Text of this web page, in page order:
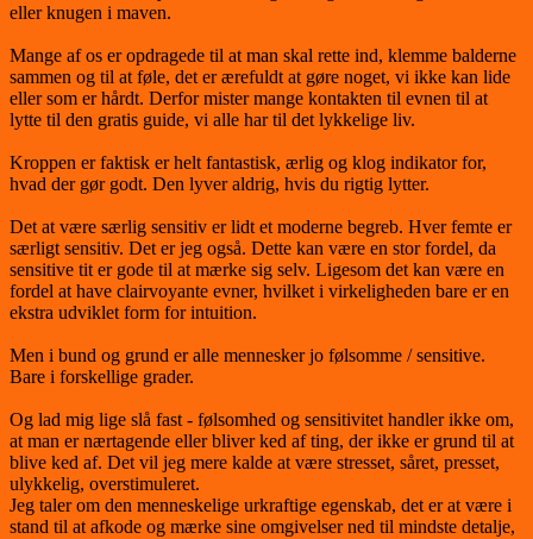
eller knugen i maven.
Mange af os er opdragede til at man skal rette ind, klemme balderne
sammen og til at føle, det er ærefuldt at gøre noget, vi ikke kan lide
eller som er hårdt. Derfor mister mange kontakten til evnen til at
lytte til den gratis guide, vi alle har til det lykkelige liv.
Kroppen er faktisk er helt fantastisk, ærlig og klog indikator for,
hvad der gør godt. Den lyver aldrig, hvis du rigtig lytter.
Det at være særlig sensitiv er lidt et moderne begreb. Hver femte er
særligt sensitiv. Det er jeg også. Dette kan være en stor fordel, da
sensitive tit er gode til at mærke sig selv. Ligesom det kan være en
fordel at have clairvoyante evner, hvilket i virkeligheden bare er en
ekstra udviklet form for intuition.
Men i bund og grund er alle mennesker jo følsomme / sensitive.
Bare i forskellige grader.
Og lad mig lige slå fast - følsomhed og sensitivitet handler ikke om,
at man er nærtagende eller bliver ked af ting, der ikke er grund til at
blive ked af. Det vil jeg mere kalde at være stresset, såret, presset,
ulykkelig, overstimuleret.
Jeg taler om den menneskelige urkraftige egenskab, det er at være i
stand til at afkode og mærke sine omgivelser ned til mindste detalje,